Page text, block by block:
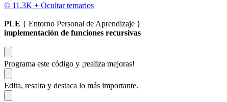
© 11.3K + Ocultar temarios
PLE { Entorno Personal de Aprendizaje }
implementación de funciones recursivas
Programa este código y ¡realiza mejoras!
Edita, resalta y destaca lo más importante.